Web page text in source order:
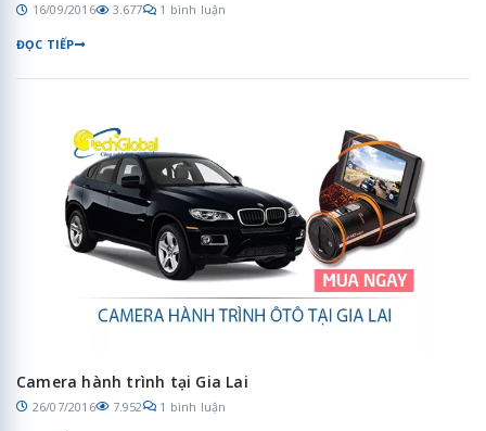
16/09/2016 3.677 1 bình luận
ĐỌC TIẾP
Camera hành trình tại Gia Lai
26/07/2016 7.952 1 bình luận